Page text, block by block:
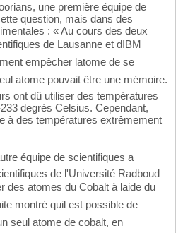
une première équipe de
question, mais dans des
: « Au cours des deux
de Lausanne et dIBM
empêcher latome de se
atome pouvait être une mémoire.
ont dû utiliser des températures
degrés Celsius. Cependant,
à des températures extrêmement
équipe de scientifiques a
de l'Université Radboud
des atomes du Cobalt à laide du
montré quil est possible de
seul atome de cobalt, en